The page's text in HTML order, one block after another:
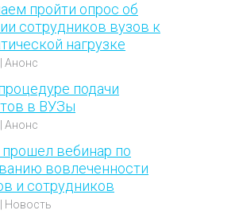
пройти опрос об
сотрудников вузов к
нагрузке
Анонс
подачи
в ВУЗы
Анонс
вебинар по
вовлеченности
и сотрудников
Новость